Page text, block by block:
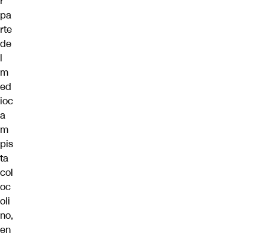
pa
rte
de
l
m
ed
ioc
a
m
pis
ta
col
oc
oli
no,
en